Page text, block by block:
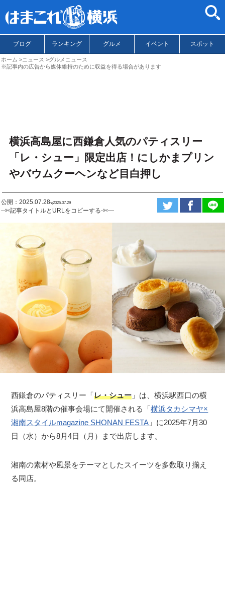
ブログ ランキング グルメ イベント スポット
ホーム ニュース
グルメニュース
※記事内の広告から媒体維持のために収益を得る場合があります
横浜高島屋に西鎌倉人気のパティスリー
「レ・シュー」限定出店！にしかまプリン
やバウムクーヘンなど目白押し
公開：2025.07.28ಇ2025.07.29
--✄記事タイトルとURLをコピーする-✄—
西鎌倉のパティスリー「レ・シュー 」は、横浜駅西口の横
浜高島屋8階の催事会場にて開催される「横浜タカシマヤ×
湘南スタイルmagazine SHONAN FESTA 」に2025年7月30
日（水）から8月4日（月）まで出店します。
湘南の素材や風景をテーマとしたスイーツを多数取り揃え
る同店。